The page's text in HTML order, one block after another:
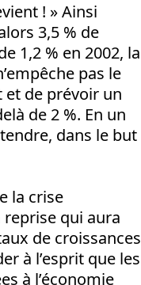
! » Ainsi
3,5 % de
1,2 % en 2002, la
pas le
et de prévoir un
de 2 %. En un
dans le but
la crise
qui aura
de croissances
à l’esprit que les
à l’économie